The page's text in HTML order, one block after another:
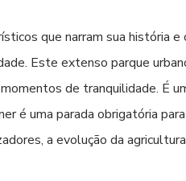
que narram sua história
Este extenso parque
de tranquilidade. É
é uma parada obrigatória
a evolução da